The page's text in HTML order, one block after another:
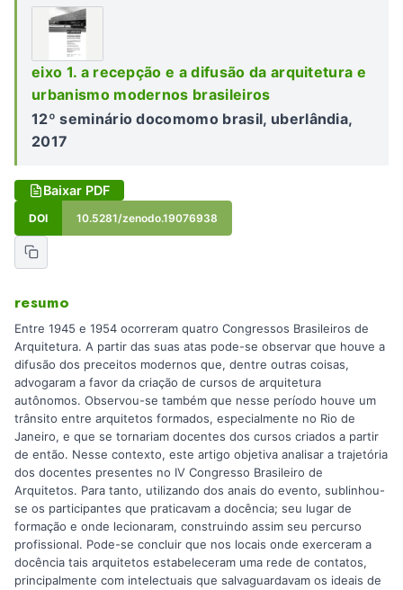
eixo 1. a recepção e a difusão da arquitetura e
urbanismo modernos brasileiros
12º seminário docomomo brasil, uberlândia,
2017
Baixar PDF
DOI 10.5281/zenodo.19076938
resumo
Entre 1945 e 1954 ocorreram quatro Congressos Brasileiros de
Arquitetura. A partir das suas atas pode-se observar que houve a
difusão dos preceitos modernos que, dentre outras coisas,
advogaram a favor da criação de cursos de arquitetura
autônomos. Observou-se também que nesse período houve um
trânsito entre arquitetos formados, especialmente no Rio de
Janeiro, e que se tornariam docentes dos cursos criados a partir
de então. Nesse contexto, este artigo objetiva analisar a trajetória
dos docentes presentes no IV Congresso Brasileiro de
Arquitetos. Para tanto, utilizando dos anais do evento, sublinhou-
se os participantes que praticavam a docência; seu lugar de
formação e onde lecionaram, construindo assim seu percurso
profissional. Pode-se concluir que nos locais onde exerceram a
docência tais arquitetos estabeleceram uma rede de contatos,
principalmente com intelectuais que salvaguardavam os ideais de